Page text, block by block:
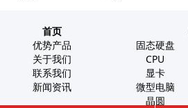
首页
优势产品
关于我们
联系我们
新闻资讯
固态硬盘
CPU
显卡
微型电脑
晶圆